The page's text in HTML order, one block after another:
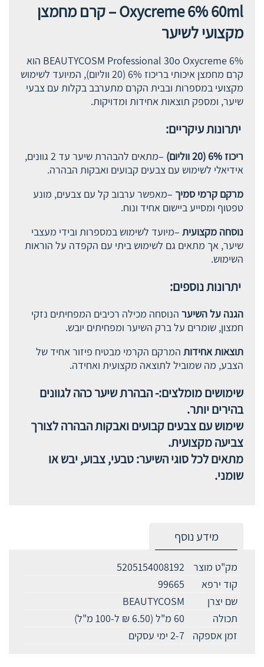
Oxycreme 6% 60ml – קרם מחמצן
מקצועי לשיער
BEAUTYCOSM Professional 30o Oxycreme 6% הוא
קרם מחמצן איכותי בריכוז 6% (20 ווליום), המיועד לשימוש
מקצועי במספרות ובבית הקרם מתערבב בקלות עם צבעי
שיער, ומספק תוצאות אחידות ומדויקות.
יתרונות עיקריים:
ריכוז 6% (20 ווליום)
–מתאים להבהרת שיער עד 2 גוונים,
אידיאלי לשימוש עם צבעים קבועים ואבקות הבהרה.
מרקם קרמי סמיך –מאפשר ערבוב קל עם צבעים, מונע
טפטוף ומסייע ביישום אחיד ונוח.
נוסחה מקצועית –מיועד לשימוש במספרות ובידי מעצבי
שיער, אך מתאים גם לשימוש ביתי עם הקפדה על הוראות
השימוש.
יתרונות נוספים:
הגנה על השיער הנוסחה מכילה רכיבים המפחיתים נזקי
חמצון, שומרים על ברק השיער ומפחיתים יובש.
תוצאות אחידות המרקם הקרמי מבטיח פיזור אחיד של
הצבע, מה שמוביל לתוצאה מקצועית ואחידה.
שימושים מומלצים:- הבהרת שיער כהה לגוונים
בהירים יותר.
שימוש עם צבעים קבועים ואבקות הבהרה לצורך
צביעה מקצועית.
מתאים לכל סוגי השיער: טבעי, צבוע, יבש או
שומני.
מידע נוסף
מק"ט מוצר
5205154008192
קוד ירפא
99665
שם יצרן
BEAUTYCOSM
תכולה
60 מ"ל (6.50 ₪ ל-100 מ"ל)
זמן אספקה
2-7 ימי עסקים